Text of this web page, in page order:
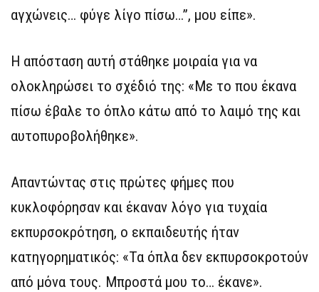
αγχώνεις… φύγε λίγο πίσω…”, μου είπε».
Η απόσταση αυτή στάθηκε μοιραία για να
ολοκληρώσει το σχέδιό της: «Με το που έκανα
πίσω έβαλε το όπλο κάτω από το λαιμό της και
αυτοπυροβολήθηκε».
Απαντώντας στις πρώτες φήμες που
κυκλοφόρησαν και έκαναν λόγο για τυχαία
εκπυρσοκρότηση, ο εκπαιδευτής ήταν
κατηγορηματικός: «Τα όπλα δεν εκπυρσοκροτούν
από μόνα τους. Μπροστά μου το… έκανε».